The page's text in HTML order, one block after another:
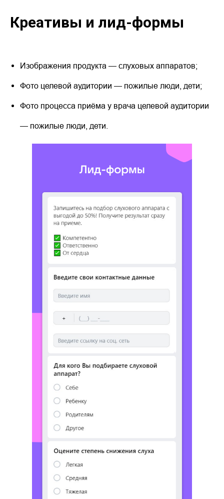
Креативы и лид-формы
Изображения продукта — слуховых аппаратов;
Фото целевой аудитории — пожилые люди, дети;
Фото процесса приёма у врача целевой аудитории
— пожилые люди, дети.